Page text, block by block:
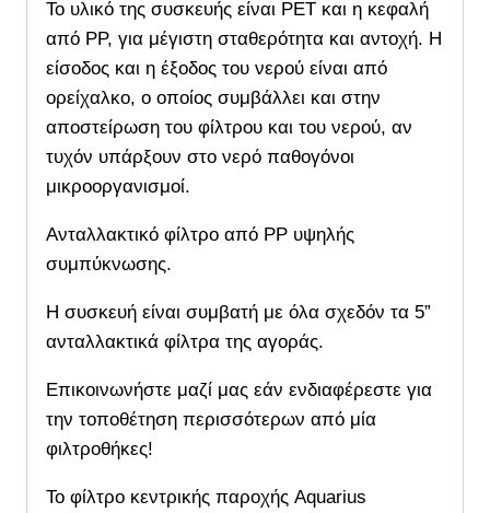
Το υλικό της συσκευής είναι PET και η κεφαλή
από PP, για μέγιστη σταθερότητα και αντοχή. Η
είσοδος και η έξοδος του νερού είναι από
ορείχαλκο, ο οποίος συμβάλλει και στην
αποστείρωση του φίλτρου και του νερού, αν
τυχόν υπάρξουν στο νερό παθογόνοι
μικροοργανισμοί.
Ανταλλακτικό φίλτρο από PP υψηλής
συμπύκνωσης.
Η συσκευή είναι συμβατή με όλα σχεδόν τα 5”
ανταλλακτικά φίλτρα της αγοράς.
Επικοινωνήστε μαζί μας εάν ενδιαφέρεστε για
την τοποθέτηση περισσότερων από μία
φιλτροθήκες!
Το φίλτρο κεντρικής παροχής Aquarius